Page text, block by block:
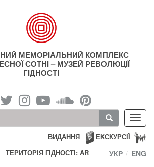
МЕМОРІАЛЬНИЙ КОМПЛЕКС
СОТНІ – МУЗЕЙ РЕВОЛЮЦІЇ
ГІДНОСТІ
ЕКСКУРСІЇ
ВИДАННЯ
ТЕРИТОРІЯ ГІДНОСТІ: AR
УКР ENG